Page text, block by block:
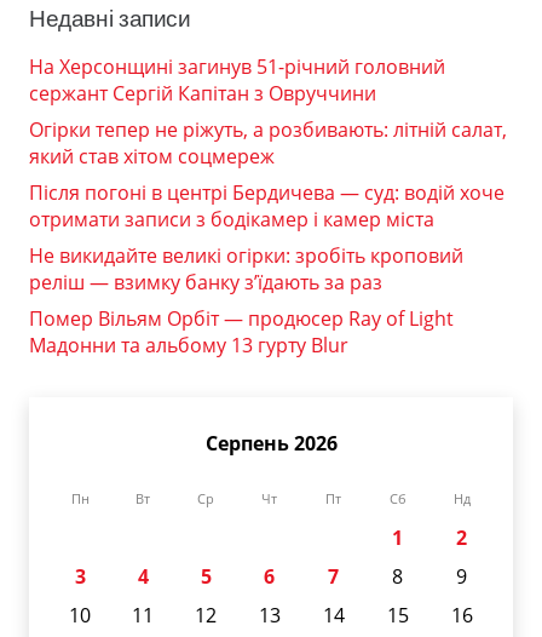
Недавні записи
На Херсонщині загинув 51-річний головний
сержант Сергій Капітан з Овруччини
Огірки тепер не ріжуть, а розбивають: літній салат,
який став хітом соцмереж
Після погоні в центрі Бердичева — суд: водій хоче
отримати записи з бодікамер і камер міста
Не викидайте великі огірки: зробіть кроповий
реліш — взимку банку з’їдають за раз
Помер Вільям Орбіт — продюсер Ray of Light
Мадонни та альбому 13 гурту Blur
Серпень 2026
Пн Вт Ср Чт Пт Сб Нд
1
2
3
4 5 6 7 8
9
10
11 12 13 14 15
16